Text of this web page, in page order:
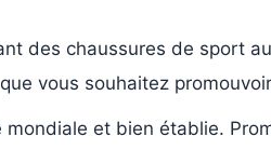
des chaussures de sport
vous souhaitez
et bien établie.